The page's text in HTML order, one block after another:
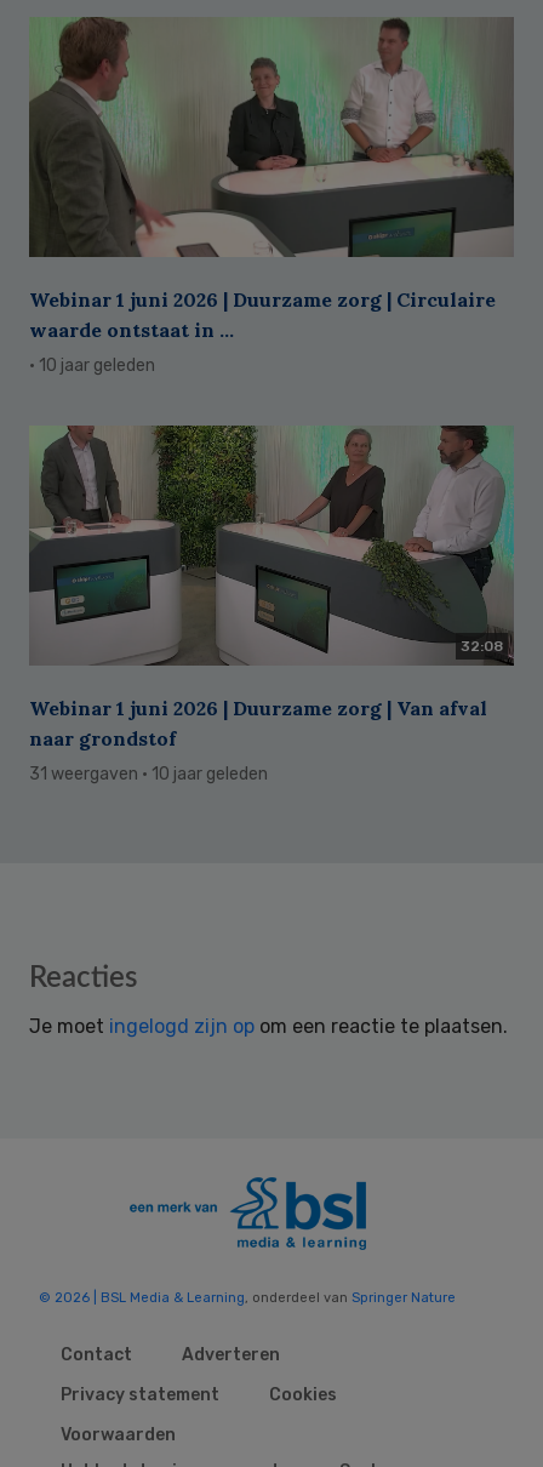
Webinar 1 juni 2026 | Duurzame zorg | Circulaire
waarde ontstaat in ...
· 10 jaar geleden
32:08
Webinar 1 juni 2026 | Duurzame zorg | Van afval
naar grondstof
31 weergaven · 10 jaar geleden
Reader
Reacties
Je moet ingelogd zijn op om een reactie te plaatsen.
© 2026 | BSL Media & Learning, onderdeel van Springer Nature
Contact
Adverteren
Privacy statement
Cookies
Voorwaarden